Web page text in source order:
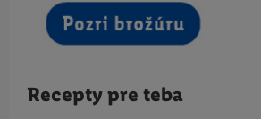
Recepty pre teba